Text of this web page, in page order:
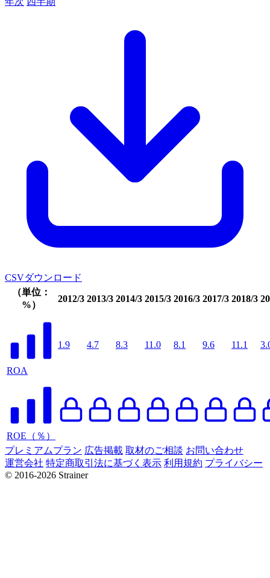
CSVダウンロード
（単位：
%）
2012/3 2013/3 2014/3 2015/3 2016/3 2017/3 2018/3
ROA
1.9 4.7 8.3 11.0 8.1 9.6 11.1
ROE（％）
プレミアムプラン 広告掲載 取材のご相談 お問い合わせ
運営会社 特定商取引法に基づく表示 利用規約 プライバシー
© 2016-2026 Strainer